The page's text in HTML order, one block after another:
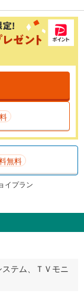
無料
イプラン
テム、ＴＶモニ